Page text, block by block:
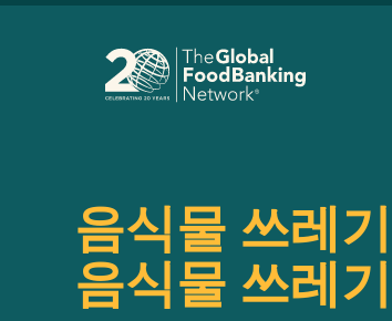
음식물 쓰레
음식물 쓰레